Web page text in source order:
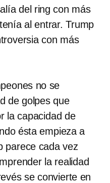
del ring con más
al entrar. Trump
con más
no se
de golpes que
la capacidad de
ésta empieza a
parece cada vez
la realidad
se convierte en